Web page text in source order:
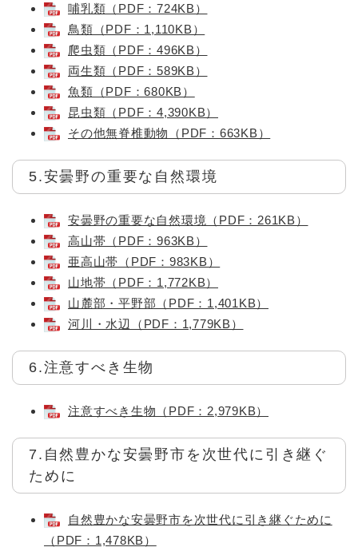
哺乳類（PDF：724KB）
鳥類（PDF：1,110KB）
爬虫類（PDF：496KB）
両生類（PDF：589KB）
魚類（PDF：680KB）
昆虫類（PDF：4,390KB）
その他無脊椎動物（PDF：663KB）
5.安曇野の重要な自然環境
安曇野の重要な自然環境（PDF：261KB）
高山帯（PDF：963KB）
亜高山帯（PDF：983KB）
山地帯（PDF：1,772KB）
山麓部・平野部（PDF：1,401KB）
河川・水辺（PDF：1,779KB）
6.注意すべき生物
注意すべき生物（PDF：2,979KB）
7.自然豊かな安曇野市を次世代に引き継ぐ
ために
自然豊かな安曇野市を次世代に引き継ぐために
（PDF：1,478KB）